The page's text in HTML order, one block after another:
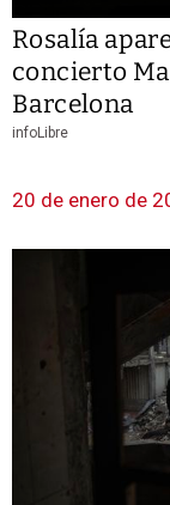
Rosalía
concierto
Barcelona
infoLibre
20 de enero de